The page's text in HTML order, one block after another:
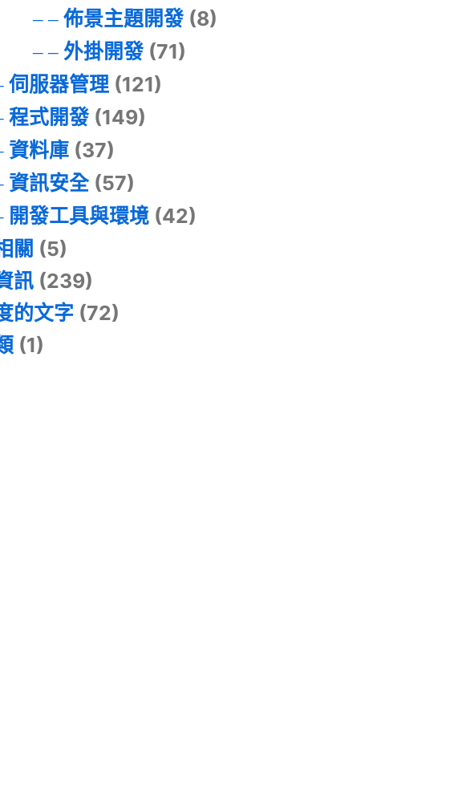
佈景主題開發(8)
外掛開發(71)
伺服器管理(121)
程式開發(149)
資料庫(37)
資訊安全(57)
開發工具與環境(42)
關 (5)
訊 (239)
的文字 (72)
(1)